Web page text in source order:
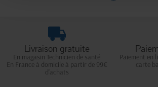
Livraison gratuite
En magasin Technicien de santé
En France à domicile à partir de 99€
d'achats
Paiement en
carte